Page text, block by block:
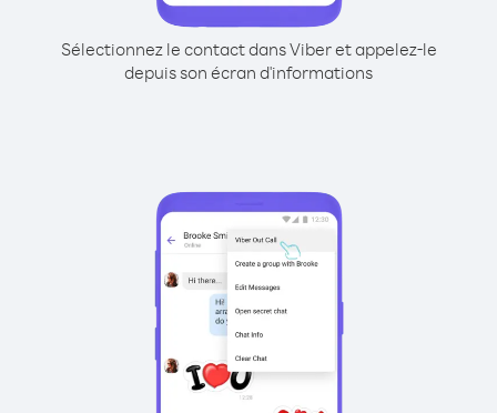
Sélectionnez le contact dans Viber et appelez-le
depuis son écran d'informations